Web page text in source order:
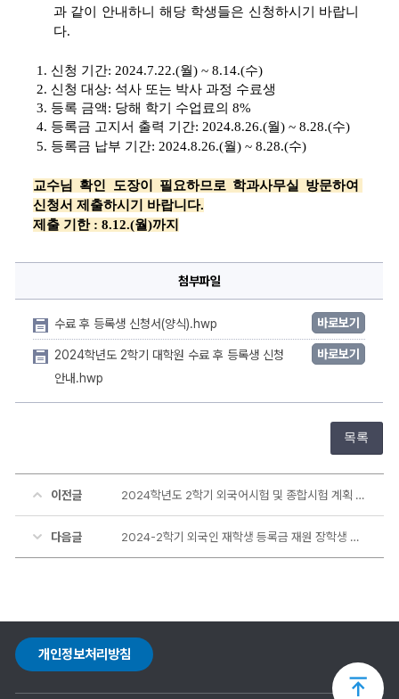
과 같이 안내하니 해당 학생들은 신청하시기 바랍니
다.
1 . 신청 기간: 2024.7.22.(월) ~ 8.14.(수)
2. 신청 대상: 석사 또는 박사 과정 수료생
3. 등록 금액: 당해 학기 수업료의 8%
4. 등록금 고지서 출력 기간: 2024.8.26.(월) ~ 8.28.(수)
5. 등록금 납부 기간: 2024.8.26.(월) ~ 8.28.(수)
교수님 확인 도장이 필요하므로 학과사무실 방문하여
신청서 제출하시기 바랍니다.
제출 기한 : 8.12.(월)까지
첨부파일
수료 후 등록생 신청서(양식).hwp 바로보기
2024학년도 2학기 대학원 수료 후 등록생 신청
안내.hwp
바로보기
목록
이전글 2024학년도 2학기 외국어시험 및 종합시험 계획 알림
다음글 2024-2학기 외국인 재학생 등록금 재원 장학생 선발 안내
개인정보처리방침
상